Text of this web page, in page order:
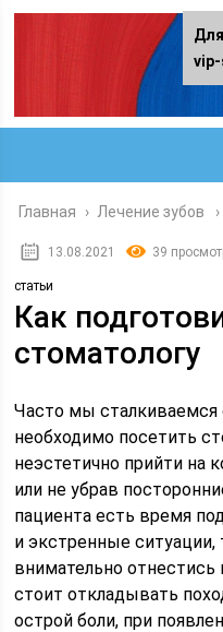
Главная › Лечение зубов
13.08.2021 39
статьи
Как
стоматологу
Часто мы сталкиваемся
необходимо посетить
неэстетично прийти на
или не убрав
пациента есть время
и экстренные ситуации,
внимательно отнестись
стоит откладывать
острой боли, при